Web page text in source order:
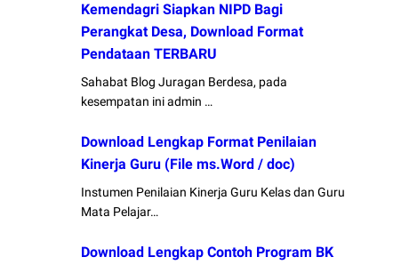
Kemendagri Siapkan NIPD Bagi
Perangkat Desa, Download Format
Pendataan TERBARU
Sahabat Blog Juragan Berdesa, pada
kesempatan ini admin …
Download Lengkap Format Penilaian
Kinerja Guru (File ms.Word / doc)
Instumen Penilaian Kinerja Guru Kelas dan Guru
Mata Pelajar…
Download Lengkap Contoh Program BK